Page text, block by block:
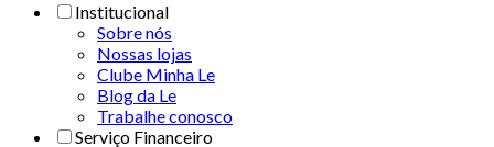
Institucional
Sobre nós
Nossas lojas
Clube Minha Le
Blog da Le
Trabalhe conosco
Serviço Financeiro